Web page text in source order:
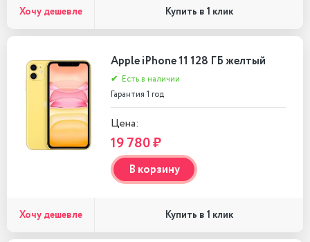
Хочу дешевле Купить в 1 клик
Apple iPhone 11 128 ГБ желтый
✔ Есть в наличии
Гарантия 1 год
Цена:
19 780 ₽
В корзину
Хочу дешевле Купить в 1 клик